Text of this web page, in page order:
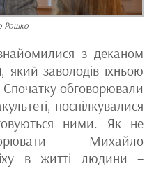
Рошко
з деканом
, який заволодів їхньою
обговорювали
поспілкувалися
ними. Як не
Михайло
в житті людини –